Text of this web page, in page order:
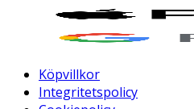
Köpvillkor
Integritetspolicy